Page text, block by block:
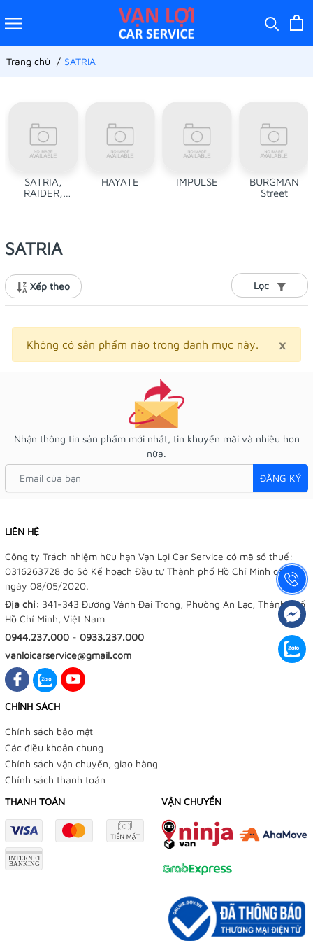
Trang chủ SATRIA
SATRIA,
RAIDER,
HAYATE IMPULSE
BURGMAN
Street
SATRIA
Xếp theo Lọc
×
Không có sản phẩm nào trong danh mục này.
Nhận thông tin sản phẩm mới nhất, tin khuyến mãi và nhiều hơn
nữa.
ĐĂNG KÝ
LIÊN HỆ
Công ty Trách nhiệm hữu hạn Vạn Lợi Car Service có mã số thuế:
0316263728 do Sở Kế hoạch Đầu tư Thành phố Hồ Chí Minh cấp
ngày 08/05/2020.
Địa chỉ: 341-343 Đường Vành Đai Trong, Phường An Lạc, Thành phố
Hồ Chí Minh, Việt Nam
0944.237.000 - 0933.237.000
vanloicarservice@gmail.com
CHÍNH SÁCH
Chính sách bảo mật
Các điều khoản chung
Chính sách vận chuyển, giao hàng
Chính sách thanh toán
THANH TOÁN
VẬN CHUYỂN